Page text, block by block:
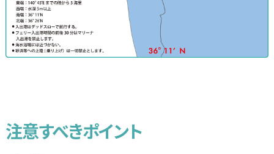
注意すべきポイント